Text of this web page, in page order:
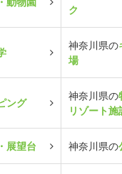
ク
神奈川県の
場
ング
神奈川県の
リゾート施
展望台 神奈川県の